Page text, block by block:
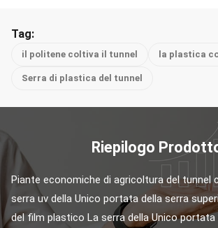
Tag:
il politene coltiva il tunnel la plastica
Serra di plastica del tunnel
Riepilogo
Piante economiche di agricoltura del tunnel
serra uv della Unico portata della serra
del film plastico La serra della Unico portata